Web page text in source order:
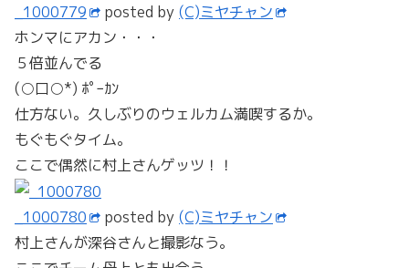
_1000779 posted by (C)ミヤチャン
ホンマにアカン・・・
５倍並んでる
(○口○*) ﾎﾟｰｶﾝ
仕方ない。久しぶりのウェルカム満喫するか。
もぐもぐタイム。
ここで偶然に村上さんゲッツ！！
_1000780 posted by (C)ミヤチャン
村上さんが深谷さんと撮影なう。